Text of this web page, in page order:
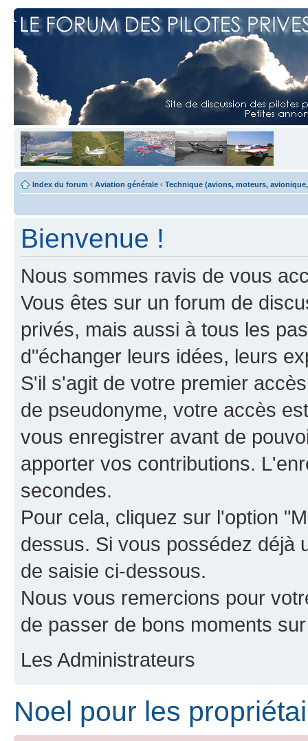
Index du forum ‹ Aviation générale ‹ Technique (avions, moteurs,
Bienvenue !
Nous sommes ravis de vous
Vous êtes sur un forum de
privés, mais aussi à tous les
d"échanger leurs idées, leurs
S'il s'agit de votre premier
de pseudonyme, votre accès
vous enregistrer avant de
apporter vos contributions.
secondes.
Pour cela, cliquez sur l'option
dessus. Si vous possédez déjà
de saisie ci-dessous.
Nous vous remercions pour
de passer de bons moments
Les Administrateurs
Noel pour les